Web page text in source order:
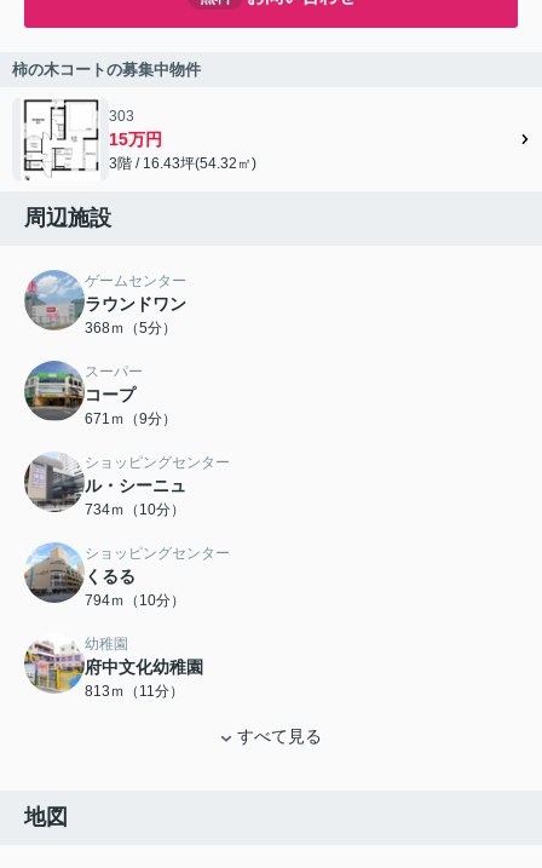
柿の木コートの募集中物件
303
15万円
3階 / 16.43坪(54.32㎡)
周辺施設
ゲームセンター
ラウンドワン
368ｍ（5分）
スーパー
コープ
671ｍ（9分）
ショッピングセンター
ル・シーニュ
734ｍ（10分）
ショッピングセンター
くるる
794ｍ（10分）
幼稚園
府中文化幼稚園
813ｍ（11分）
すべて見る
地図